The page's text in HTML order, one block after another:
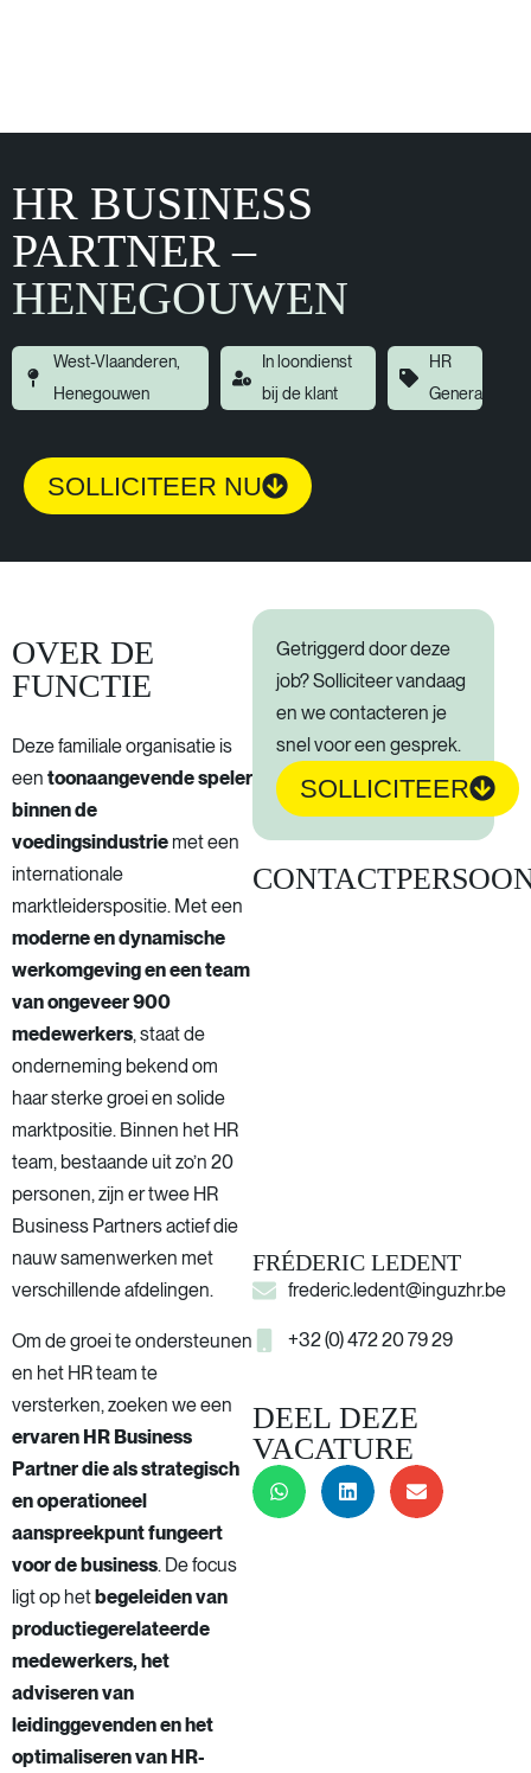
HR BUSINESS
PARTNER –
HENEGOUWEN
West-Vlaanderen,
Henegouwen
In loondienst
bij de klant
HR
General
SOLLICITEER NU
Getriggerd door deze
job? Solliciteer vandaag
en we contacteren je
snel voor een gesprek.
SOLLICITEER
FRÉDERIC LEDENT
frederic.ledent@inguzhr.be
+32 (0) 472 20 79 29
DEEL DEZE
VACATURE
OVER DE
FUNCTIE
Deze familiale organisatie is
een toonaangevende speler
binnen de
voedingsindustrie met een
internationale
marktleiderspositie. Met een
moderne en dynamische
werkomgeving en een team
van ongeveer 900
medewerkers, staat de
onderneming bekend om
haar sterke groei en solide
marktpositie. Binnen het HR
team, bestaande uit zo’n 20
personen, zijn er twee HR
Business Partners actief die
nauw samenwerken met
verschillende afdelingen.
Om de groei te ondersteunen
en het HR team te
versterken, zoeken we een
ervaren HR Business
Partner die als strategisch
en operationeel
aanspreekpunt fungeert
voor de business. De focus
ligt op hetbegeleiden van
productiegerelateerde
medewerkers, het
adviseren van
leidinggevenden en het
optimaliseren van HR-